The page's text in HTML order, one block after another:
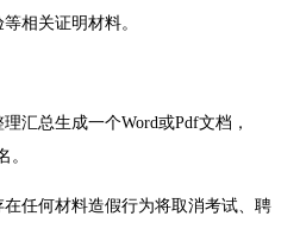
相关证明材料。
汇总生成一个Word或Pdf文档，
。
任何材料造假行为将取消考试、聘